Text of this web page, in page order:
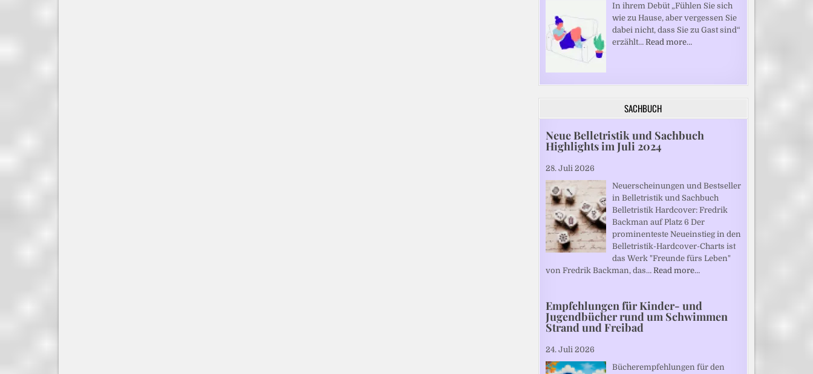
In ihrem Debüt „Fühlen Sie sich
wie zu Hause, aber vergessen Sie
dabei nicht, dass Sie zu Gast sind“
erzählt… Read more…
SACHBUCH
Neue Belletristik und Sachbuch
Highlights im Juli 2024
28. Juli 2026
Neuerscheinungen und Bestseller
in Belletristik und Sachbuch
Belletristik Hardcover: Fredrik
Backman auf Platz 6 Der
prominenteste Neueinstieg in den
Belletristik-Hardcover-Charts ist
das Werk "Freunde fürs Leben"
von Fredrik Backman, das… Read more…
Empfehlungen für Kinder- und
Jugendbücher rund um Schwimmen
Strand und Freibad
24. Juli 2026
Bücherempfehlungen für den